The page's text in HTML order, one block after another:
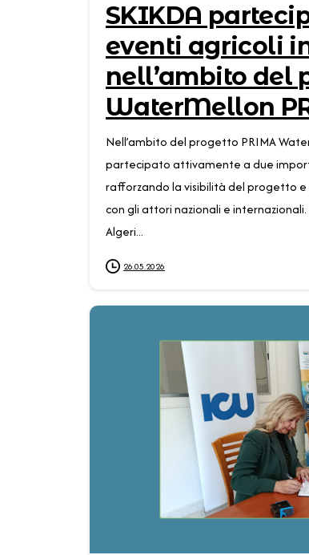
SKIKDA
eventi agricoli
nell’ambito del
WaterMellon
Nell’ambito del progetto PRIMA
partecipato attivamente a due
rafforzando la visibilità del progetto
con gli attori nazionali e internazionali.
Algeri...
26.05.2026